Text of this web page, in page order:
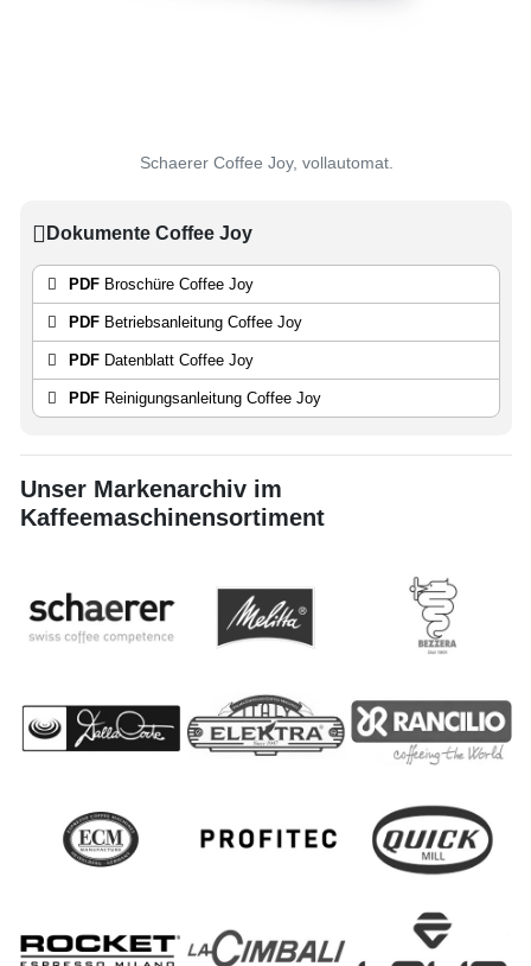
Schaerer Coffee Joy, vollautomat.
Dokumente Coffee Joy
PDF Broschüre Coffee Joy
PDF Betriebsanleitung Coffee Joy
PDF Datenblatt Coffee Joy
PDF Reinigungsanleitung Coffee Joy
Unser Markenarchiv im
Kaffeemaschinensortiment